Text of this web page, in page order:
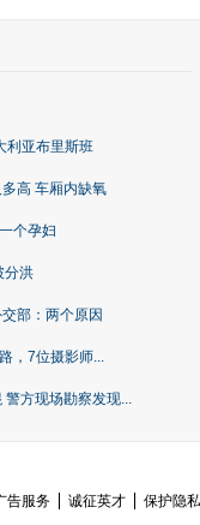
利亚布里斯班
高 车厢内缺氧
个孕妇
分洪
部：两个原因
，7位摄影师...
方现场勘察发现...
告服务 诚征英才
保护隐